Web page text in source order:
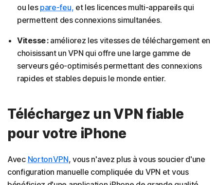
ou les pare-feu, et les licences multi-appareils qui
permettent des connexions simultanées.
Vitesse :améliorez les vitesses de téléchargement en
choisissant un VPN qui offre une large gamme de
serveurs géo-optimisés permettant des connexions
rapides et stables depuis le monde entier.
Téléchargez un VPN fiable
pour votre iPhone
Avec Norton VPN, vous n'avez plus à vous soucier d'une
configuration manuelle compliquée du VPN et vous